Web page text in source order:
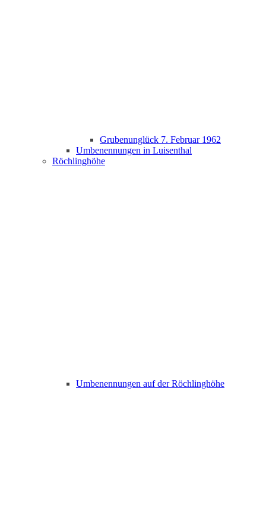
Grubenunglück 7. Februar 1962
Umbenennungen in Luisenthal
Röchlinghöhe
Umbenennungen auf der Röchlinghöhe